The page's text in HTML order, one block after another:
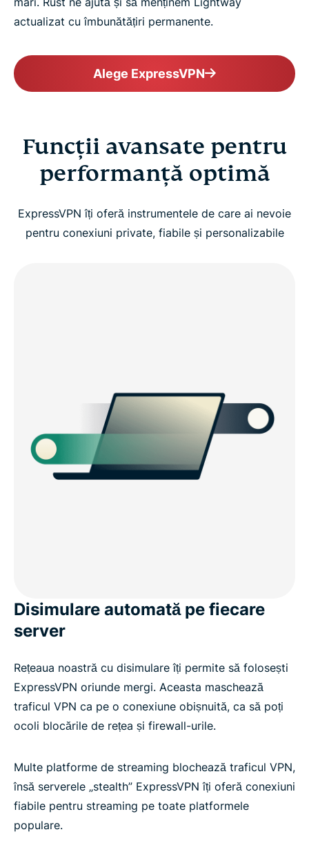
actualizat cu îmbunătățiri permanente.
Alege ExpressVPN
Funcții avansate pentru
performanță optimă
ExpressVPN îți oferă instrumentele de care ai nevoie
pentru conexiuni private, fiabile și personalizabile
Disimulare automată pe fiecare
server
Rețeaua noastră cu disimulare îți permite să folosești
ExpressVPN oriunde mergi. Aceasta maschează
traficul VPN ca pe o conexiune obișnuită, ca să poți
ocoli blocările de rețea și firewall-urile.
Multe platforme de streaming blochează traficul VPN,
însă serverele „stealth” ExpressVPN îți oferă conexiuni
fiabile pentru streaming pe toate platformele
populare.